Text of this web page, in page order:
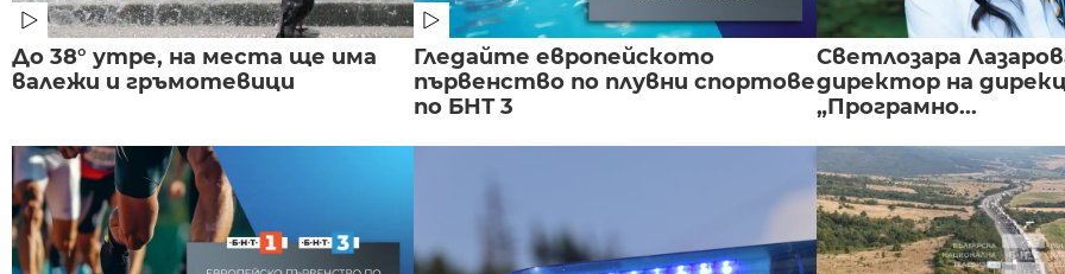
До 38° утре, на места ще има
валежи и гръмотевици
Гледайте европейското
първенство по плувни спортове
по БНТ 3
Светлозара
директор на
„Програмно...